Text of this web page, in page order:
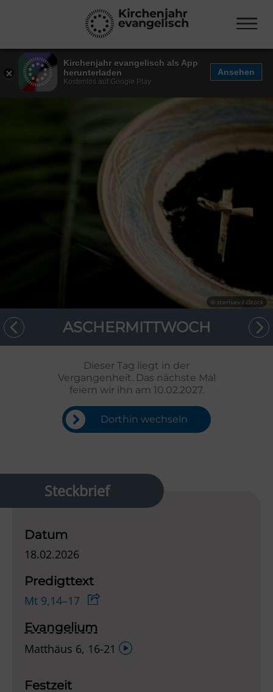
Kirchenjahr evangelisch als App
herunterladen
Kostenlos auf Google Play
Ansehen
© sterlsev / iStock
ASCHERMITTWOCH
Dieser Tag liegt in der
Vergangenheit. Das nächste Mal
feiern wir ihn am 10.02.2027.
Dorthin wechseln
Steckbrief
Datum
18.02.2026
Predigttext
Mt 9,14–17
Evangelium
Matthäus 6, 16-21 Audio-
Festzeit